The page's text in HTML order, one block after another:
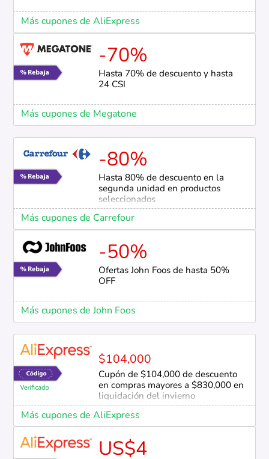
Más cupones de AliExpress
-70%
Hasta 70% de descuento y hasta
24 CSI
Más cupones de Megatone
-80%
Hasta 80% de descuento en la
segunda unidad en productos
seleccionados
Más cupones de Carrefour
-50%
Ofertas John Foos de hasta 50%
OFF
Más cupones de John Foos
$104,000
Cupón de $104,000 de descuento
en compras mayores a $830,000 en
liquidación del invierno
Más cupones de AliExpress
US$4